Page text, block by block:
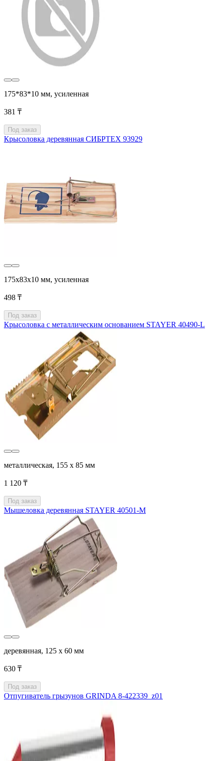
175*83*10 мм, усиленная
381 ₸
Под заказ
Крысоловка деревянная СИБРТЕХ 93929
175x83x10 мм, усиленная
498 ₸
Под заказ
Крысоловка с металлическим основанием STAYER 40490-L
металлическая, 155 х 85 мм
1 120 ₸
Под заказ
Мышеловка деревянная STAYER 40501-M
деревянная, 125 х 60 мм
630 ₸
Под заказ
Отпугиватель грызунов GRINDA 8-422339_z01